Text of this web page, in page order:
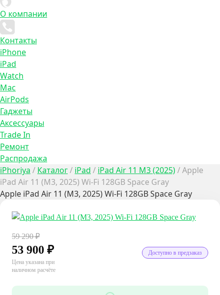
О компании
Контакты
iPhone
iPad
Watch
Mac
AirPods
Гаджеты
Аксессуары
Trade In
Ремонт
Распродажа
iPhoriya / Каталог/ iPad / iPad Air 11 M3 (2025)/Apple
iPad Air 11 (M3, 2025) Wi-Fi 128GB Space Gray
Apple iPad Air 11 (M3, 2025) Wi-Fi 128GB Space Gray
59 290 ₽
53 900 ₽
Цена указана при
наличном расчёте
Доступно в предзаказ